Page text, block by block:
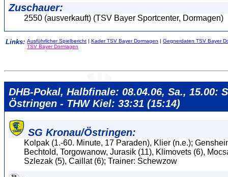
Zuschauer:
2550 (ausverkauft) (TSV Bayer Sportcenter, Dormagen)
Links: Ausführlicher Spielbericht | Kader TSV Bayer Dormagen | Gegnerdaten TSV Bayer
TSV Bayer Dormagen
DHB-Pokal, Halbfinale: 08.04.06, Sa., 15.00:
Östringen - THW Kiel: 33:31 (15:14)
SG Kronau/Östringen:
Kolpak (1.-60. Minute, 17 Paraden), Klier (n.e.);
Bechtold, Torgowanow, Jurasik (11), Klimovets (6),
Szlezak (5), Caillat (6); Trainer: Schewzow